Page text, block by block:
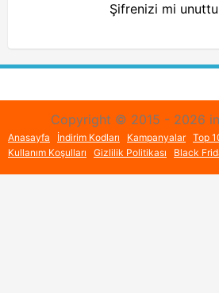
Şifrenizi mi
Copyright © 2015 - 2026
Anasayfa İndirim Kodları Kampanyalar Top
Kullanım Koşulları
Gizlilik Politikası Black